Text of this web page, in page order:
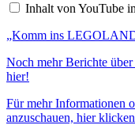
von
anzeigen
Inhalt von YouTube
„Komm ins
Noch mehr Berichte
hier!
Für mehr Informationen
anzuschauen, hier